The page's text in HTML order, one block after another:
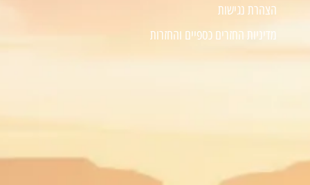
הצהרת נגישות
מדיניות החזרים כספיים והחזרות